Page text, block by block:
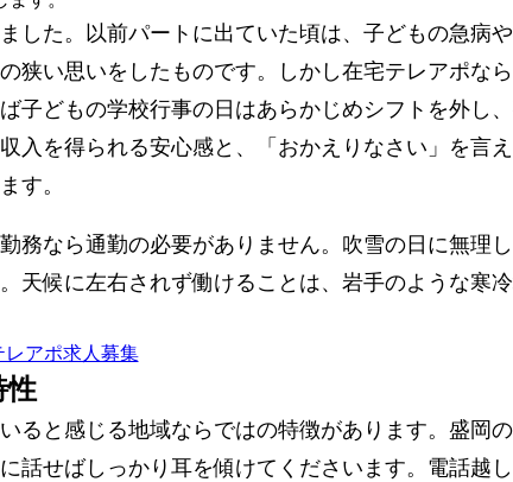
した。以前パートに出ていた頃は、子どもの急病
狭い思いをしたものです。しかし在宅テレアポな
子どもの学校行事の日はあらかじめシフトを外し
入を得られる安心感と、「おかえりなさい」を言
す。
務なら通勤の必要がありません。吹雪の日に無理
天候に左右されず働けることは、岩手のような寒
性
ると感じる地域ならではの特徴があります。盛岡
話せばしっかり耳を傾けてくださいます。電話越